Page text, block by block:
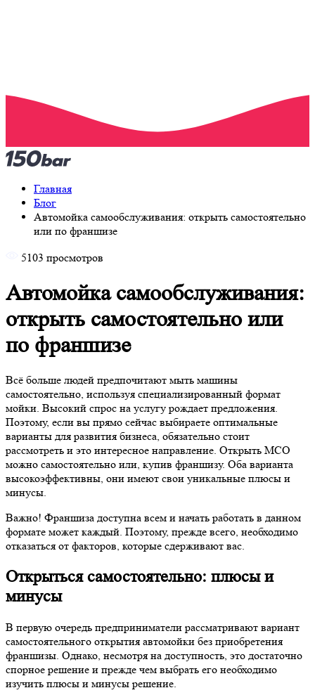
Главная
Автомойка самообслуживания: открыть самостоятельно
или по франшизе
5103 просмотров
Автомойка
самообслуживания: открыть
самостоятельно или по
франшизе
самостоятельно, используя специализированный формат
мойки. Высокий спрос на услугу рождает предложения.
Поэтому, если вы прямо сейчас выбираете оптимальные
варианты для развития бизнеса, обязательно стоит
рассмотреть и это интересное направление. Открыть МСО
можно самостоятельно или, купив франшизу. Оба варианта
высокоэффективны, они имеют свои уникальные плюсы и
минусы.
Важно! Франшиза доступна всем и начать работать в данном
отказаться от факторов, которые сдерживают вас.
Открыться самостоятельно: плюсы и
минусы
В первую очередь предприниматели рассматривают вариант
франшизы. Однако, несмотря на доступность, это достаточно
спорное решение и прежде чем выбрать его необходимо
изучить плюсы и минусы решение.
А преимуществам самостоятельного запуска можно отнести
полную свободу действий. Предприниматель самостоятельно